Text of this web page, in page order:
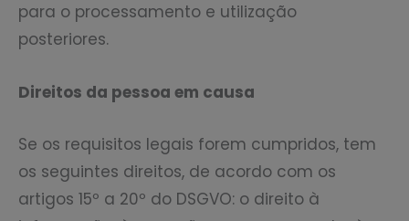
para o processamento e utilização
posteriores.
Direitos da pessoa em causa
Se os requisitos legais forem cumpridos, tem
os seguintes direitos, de acordo com os
artigos 15º a 20º do DSGVO: o direito à